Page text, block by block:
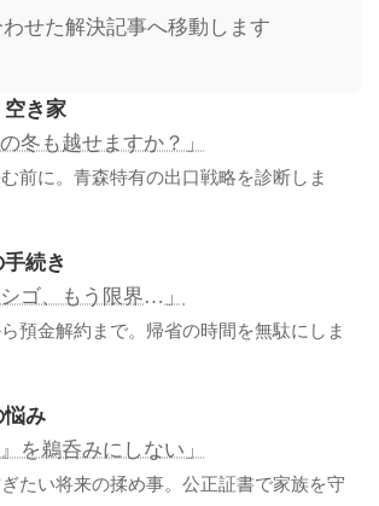
せた解決記事へ移動します
き家
冬も越せますか？」
前に。青森特有の出口戦略を診断しま
続き
ゴ、もう限界…」
預金解約まで。帰省の時間を無駄にしま
み
を鵜呑みにしない」
たい将来の揉め事。公正証書で家族を守